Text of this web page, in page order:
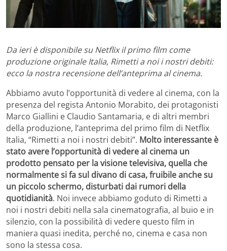
Da ieri è disponibile su Netflix il primo film come
produzione originale Italia, Rimetti a noi i nostri debiti:
ecco la nostra recensione dell’anteprima al cinema.
Abbiamo avuto l’opportunità di vedere al cinema, con la
presenza del regista Antonio Morabito, dei protagonisti
Marco Giallini e Claudio Santamaria, e di altri membri
della produzione, l’anteprima del primo film di Netflix
Italia, “Rimetti a noi i nostri debiti”. Molto interessante è
stato avere l’opportunità di vedere al cinema un
prodotto pensato per la visione televisiva, quella che
normalmente si fa sul divano di casa, fruibile anche su
un piccolo schermo, disturbati dai rumori della
quotidianità. Noi invece abbiamo goduto di Rimetti a
noi i nostri debiti nella sala cinematografia, al buio e in
silenzio, con la possibilità di vedere questo film in
maniera quasi inedita, perché no, cinema e casa non
sono la stessa cosa.